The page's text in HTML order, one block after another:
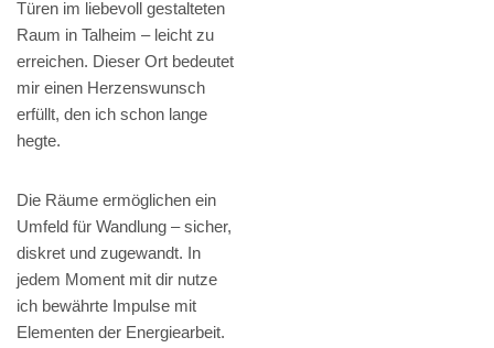
Türen im liebevoll gestalteten
Raum in Talheim – leicht zu
erreichen. Dieser Ort bedeutet
mir einen Herzenswunsch
erfüllt, den ich schon lange
hegte.
Die Räume ermöglichen ein
Umfeld für Wandlung – sicher,
diskret und zugewandt. In
jedem Moment mit dir nutze
ich bewährte Impulse mit
Elementen der Energiearbeit.